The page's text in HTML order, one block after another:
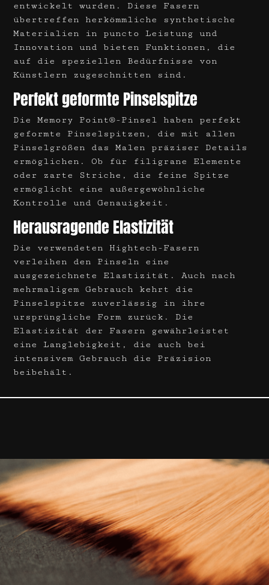
entwickelt wurden. Diese Fasern
übertreffen herkömmliche synthetische
Materialien in puncto Leistung und
Innovation und bieten Funktionen, die
auf die speziellen Bedürfnisse von
Künstlern zugeschnitten sind.
Perfekt geformte Pinselspitze
Die Memory Point®-Pinsel haben perfekt
geformte Pinselspitzen, die mit allen
Pinselgrößen das Malen präziser Details
ermöglichen. Ob für filigrane Elemente
oder zarte Striche, die feine Spitze
ermöglicht eine außergewöhnliche
Kontrolle und Genauigkeit.
Herausragende Elastizität
Die verwendeten Hightech-Fasern
verleihen den Pinseln eine
ausgezeichnete Elastizität. Auch nach
mehrmaligem Gebrauch kehrt die
Pinselspitze zuverlässig in ihre
ursprüngliche Form zurück. Die
Elastizität der Fasern gewährleistet
eine Langlebigkeit, die auch bei
intensivem Gebrauch die Präzision
beibehält.